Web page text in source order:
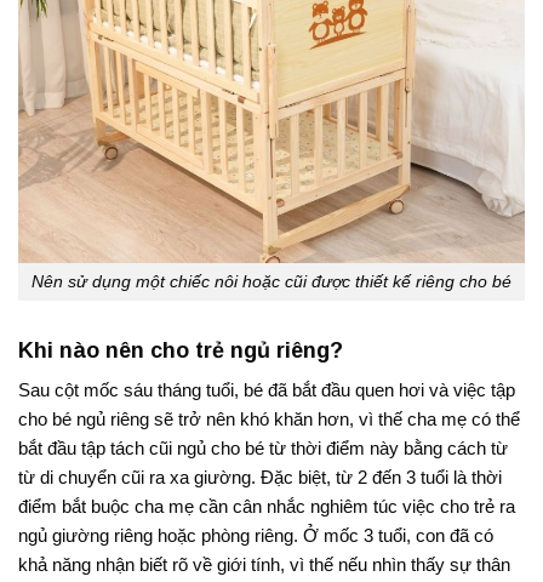
Nên sử dụng một chiếc nôi hoặc cũi được thiết kế riêng cho bé
Khi nào nên cho trẻ ngủ riêng?
Sau cột mốc sáu tháng tuổi, bé đã bắt đầu quen hơi và việc tập
cho bé ngủ riêng sẽ trở nên khó khăn hơn, vì thế cha mẹ có thể
bắt đầu tập tách cũi ngủ cho bé từ thời điểm này bằng cách từ
từ di chuyển cũi ra xa giường. Đặc biệt, từ 2 đến 3 tuổi là thời
điểm bắt buộc cha mẹ cần cân nhắc nghiêm túc việc cho trẻ ra
ngủ giường riêng hoặc phòng riêng. Ở mốc 3 tuổi, con đã có
khả năng nhận biết rõ về giới tính, vì thế nếu nhìn thấy sự thân